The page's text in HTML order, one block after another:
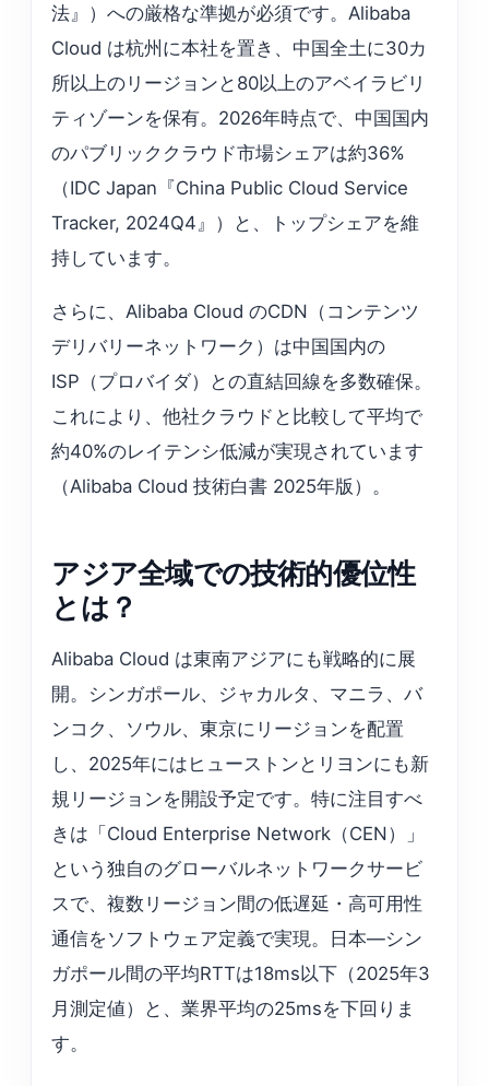
法』）への厳格な準拠が必須です。Alibaba
Cloud は杭州に本社を置き、中国全土に30カ
所以上のリージョンと80以上のアベイラビリ
ティゾーンを保有。2026年時点で、中国国内
のパブリッククラウド市場シェアは約36%
（IDC Japan『China Public Cloud Service
Tracker, 2024Q4』）と、トップシェアを維
持しています。
さらに、Alibaba Cloud のCDN（コンテンツ
デリバリーネットワーク）は中国国内の
ISP（プロバイダ）との直結回線を多数確保。
これにより、他社クラウドと比較して平均で
約40%のレイテンシ低減が実現されています
（Alibaba Cloud 技術白書 2025年版）。
アジア全域での技術的優位性
とは？
Alibaba Cloud は東南アジアにも戦略的に展
開。シンガポール、ジャカルタ、マニラ、バ
ンコク、ソウル、東京にリージョンを配置
し、2025年にはヒューストンとリヨンにも新
規リージョンを開設予定です。特に注目すべ
きは「Cloud Enterprise Network（CEN）」
という独自のグローバルネットワークサービ
スで、複数リージョン間の低遅延・高可用性
通信をソフトウェア定義で実現。日本—シン
ガポール間の平均RTTは18ms以下（2025年3
月測定値）と、業界平均の25msを下回りま
す。